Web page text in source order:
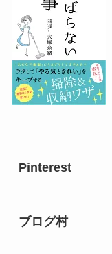
Pinterest
ブログ村